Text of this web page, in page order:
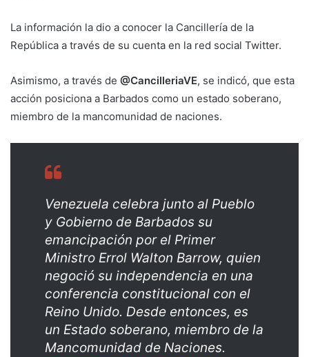
La información la dio a conocer la Cancillería de la
República a través de su cuenta en la red social Twitter.
Asimismo, a través de @CancilleriaVE, se indicó, que esta
acción posiciona a Barbados como un estado soberano,
miembro de la mancomunidad de naciones.
Venezuela celebra junto al Pueblo
y Gobierno de Barbados su
emancipación por el Primer
Ministro Errol Walton Barrow, quien
negoció su independencia en una
conferencia constitucional con el
Reino Unido. Desde entonces, es
un Estado soberano, miembro de la
Mancomunidad de Naciones.